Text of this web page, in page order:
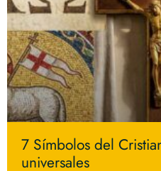
7 Símbolos del
universales